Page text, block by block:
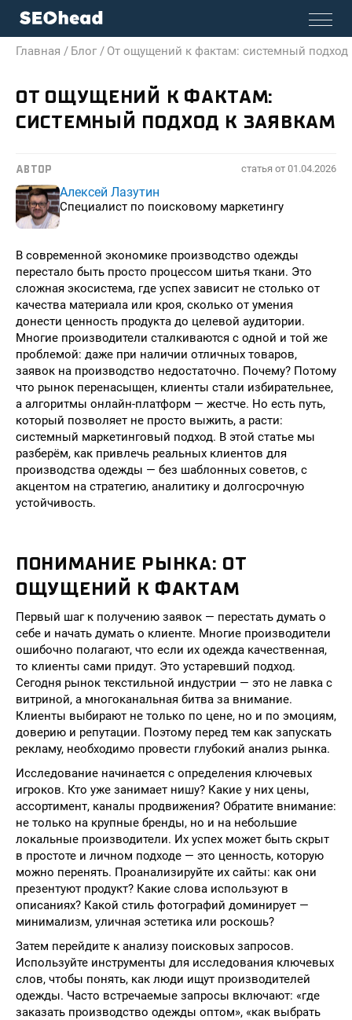
Главная / Блог / От ощущений к фактам: системный подход
ОТ ОЩУЩЕНИЙ К ФАКТАМ:
СИСТЕМНЫЙ ПОДХОД К ЗАЯВКАМ
АВТОР статья от 01.04.2026
Алексей Лазутин
Специалист по поисковому маркетингу
В современной экономике производство одежды
перестало быть просто процессом шитья ткани. Это
сложная экосистема, где успех зависит не столько от
качества материала или кроя, сколько от умения
донести ценность продукта до целевой аудитории.
Многие производители сталкиваются с одной и той же
проблемой: даже при наличии отличных товаров,
заявок на производство недостаточно. Почему? Потому
что рынок перенасыщен, клиенты стали избирательнее,
а алгоритмы онлайн-платформ — жестче. Но есть путь,
который позволяет не просто выжить, а расти:
системный маркетинговый подход. В этой статье мы
разберём, как привлечь реальных клиентов для
производства одежды — без шаблонных советов, с
акцентом на стратегию, аналитику и долгосрочную
устойчивость.
ПОНИМАНИЕ РЫНКА: ОТ
ОЩУЩЕНИЙ К ФАКТАМ
Первый шаг к получению заявок — перестать думать о
себе и начать думать о клиенте. Многие производители
ошибочно полагают, что если их одежда качественная,
то клиенты сами придут. Это устаревший подход.
Сегодня рынок текстильной индустрии — это не лавка с
витриной, а многоканальная битва за внимание.
Клиенты выбирают не только по цене, но и по эмоциям,
доверию и репутации. Поэтому перед тем как запускать
рекламу, необходимо провести глубокий анализ рынка.
Исследование начинается с определения ключевых
игроков. Кто уже занимает нишу? Какие у них цены,
ассортимент, каналы продвижения? Обратите внимание:
не только на крупные бренды, но и на небольшие
локальные производители. Их успех может быть скрыт
в простоте и личном подходе — это ценность, которую
можно перенять. Проанализируйте их сайты: как они
презентуют продукт? Какие слова используют в
описаниях? Какой стиль фотографий доминирует —
минимализм, уличная эстетика или роскошь?
Затем перейдите к анализу поисковых запросов.
Используйте инструменты для исследования ключевых
слов, чтобы понять, как люди ищут производителей
одежды. Часто встречаемые запросы включают: «где
заказать производство одежды оптом», «как выбрать